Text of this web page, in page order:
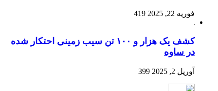
فوریه 22, 2025 419
کشف یک هزار و ۱۰۰ تن سیب زمینی احتکار شده
در ساوه
آوریل 2, 2025 399